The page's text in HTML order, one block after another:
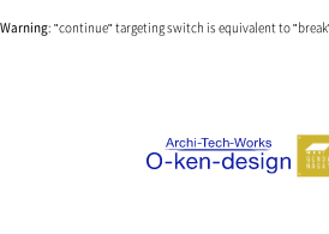
Warning: "continue" targeting switch is equivalent to